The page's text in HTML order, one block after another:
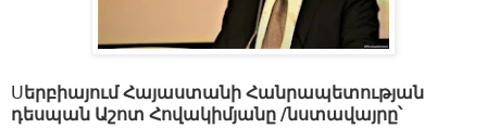
Սերբիայում Հայաստանի Հանրապետության
դեսպան Աշոտ Հովակիմյանը /նստավայրը՝